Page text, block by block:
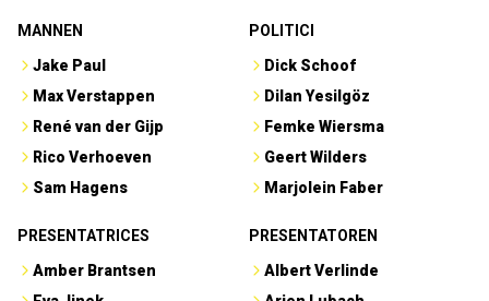
MANNEN
Jake Paul
Max Verstappen
René van der Gijp
Rico Verhoeven
Sam Hagens
POLITICI
Dick Schoof
Dilan Yesilgöz
Femke Wiersma
Geert Wilders
Marjolein Faber
PRESENTATRICES
Amber Brantsen
PRESENTATOREN
Albert Verlinde